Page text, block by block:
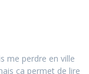
me perdre en ville
ça permet de lire